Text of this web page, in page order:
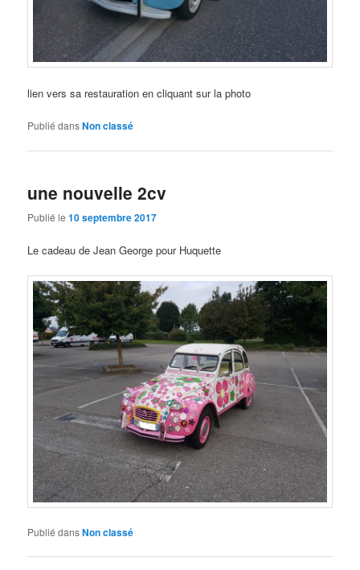
lien vers sa restauration en cliquant sur la photo
Publié dansNon classé
une nouvelle 2cv
Publié le10 septembre 2017
Le cadeau de Jean George pour Huquette
Publié dansNon classé